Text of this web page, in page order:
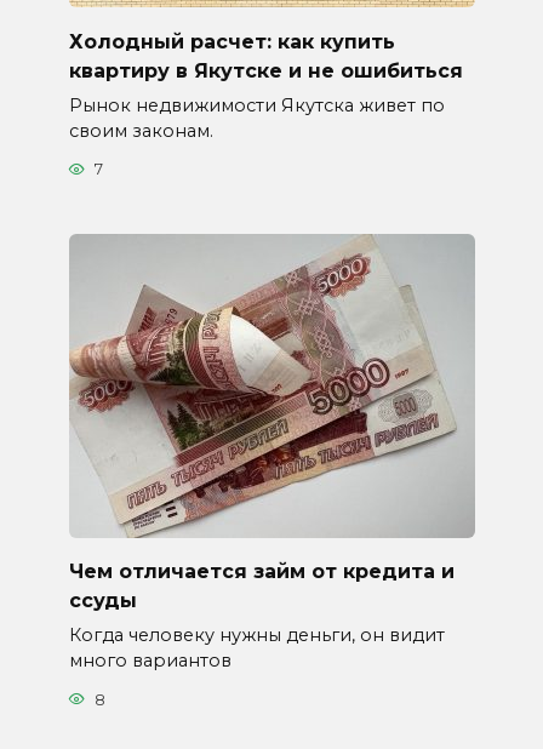
Холодный расчет: как купить
квартиру в Якутске и не ошибиться
Рынок недвижимости Якутска живет по
своим законам.
7
Чем отличается займ от кредита и
ссуды
Когда человеку нужны деньги, он видит
много вариантов
8